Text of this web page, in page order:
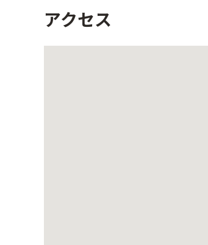
アクセス